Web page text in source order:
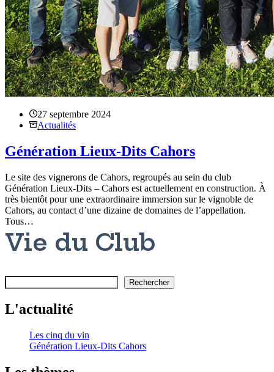
27 septembre 2024
Actualités
Génération Lieux-Dits Cahors
Le site des vignerons de Cahors, regroupés au sein du club
Génération Lieux-Dits – Cahors est actuellement en construction. À
très bientôt pour une extraordinaire immersion sur le vignoble de
Cahors, au contact d’une dizaine de domaines de l’appellation.
Tous…
Vie du Club
Rechercher
L'actualité
Les cinq du vin
Génération Lieux-Dits Cahors